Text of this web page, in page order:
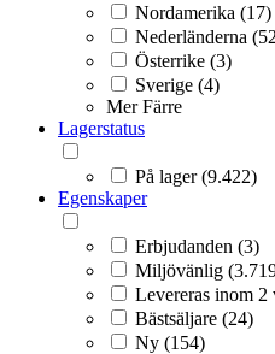
Nordamerika (17)
Nederländerna
Österrike (3)
Sverige (4)
Mer Färre
Lagerstatus
På lager (9.422)
Egenskaper
Erbjudanden (3)
Miljövänlig
Levereras inom 2
Bästsäljare (24)
Ny (154)